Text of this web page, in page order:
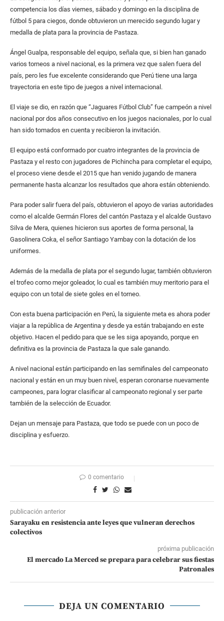
competencia los días viernes, sábado y domingo en la disciplina de
fútbol 5 para ciegos, donde obtuvieron un merecido segundo lugar y
medalla de plata para la provincia de Pastaza.
Ángel Gualpa, responsable del equipo, señala que, si bien han ganado
varios torneos a nivel nacional, es la primera vez que salen fuera del
país, pero les fue excelente considerando que Perú tiene una larga
trayectoria en este tipo de juegos a nivel internacional.
El viaje se dio, en razón que “Jaguares Fútbol Club” fue campeón a nivel
nacional por dos años consecutivo en los juegos nacionales, por lo cual
han sido tomados en cuenta y recibieron la invitación.
El equipo está conformado por cuatro integrantes de la provincia de
Pastaza y el resto con jugadores de Pichincha para completar el equipo,
el proceso viene desde el 2015 que han venido jugando de manera
permanente hasta alcanzar los resultados que ahora están obteniendo.
Para poder salir fuera del país, obtuvieron el apoyo de varias autoridades
como el alcalde Germán Flores del cantón Pastaza y el alcalde Gustavo
Silva de Mera, quienes hicieron sus aportes de forma personal, la
Gasolinera Coka, el señor Santiago Yambay con la dotación de los
uniformes.
Además de la medalla de plata por el segundo lugar, también obtuvieron
el trofeo como mejor goleador, lo cual es también muy meritorio para el
equipo con un total de siete goles en el torneo.
Con esta buena participación en Perú, la siguiente meta es ahora poder
viajar a la república de Argentina y desde ya están trabajando en este
objetivo. Hacen el pedido para que se les siga apoyando, porque en
definitiva es la provincia de Pastaza la que sale ganando.
A nivel nacional están participando en las semifinales del campeonato
nacional y están en un muy buen nivel, esperan coronarse nuevamente
campeones, para lograr clasificar al campeonato regional y ser parte
también de la selección de Ecuador.
Dejan un mensaje para Pastaza, que todo se puede con un poco de
disciplina y esfuerzo.
0 comentario
publicación anterior
Sarayaku en resistencia ante leyes que vulneran derechos
colectivos
próxima publicación
El mercado La Merced se prepara para celebrar sus fiestas
Patronales
DEJA UN COMENTARIO